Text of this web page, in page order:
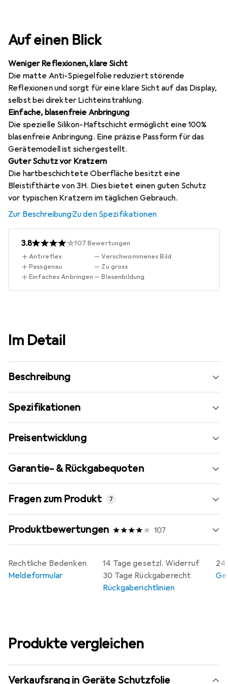
Auf einen Blick
Weniger Reflexionen, klare Sicht
Die matte Anti-Spiegelfolie reduziert störende
Reflexionen und sorgt für eine klare Sicht auf das Display,
selbst bei direkter Lichteinstrahlung.
Einfache, blasenfreie Anbringung
Die spezielle Silikon-Haftschicht ermöglicht eine 100%
blasenfreie Anbringung. Eine präzise Passform für das
Gerätemodell ist sichergestellt.
Guter Schutz vor Kratzern
Die hartbeschichtete Oberfläche besitzt eine
Bleistifthärte von 3H. Dies bietet einen guten Schutz
vor typischen Kratzern im täglichen Gebrauch.
Zur Beschreibung·Zu den Spezifikationen
3.8 107 Bewertungen
Antireflex
Passgenau
Einfaches Anbringen
Verschwommenes Bild
Zu gross
Blasenbildung
Im Detail
Beschreibung
Spezifikationen
Preisentwicklung
Garantie- & Rückgabequoten
Fragen zum Produkt 7
Produktbewertungen 107
14 Tage gesetzl. Widerruf
30 Tage Rückgaberecht
Rückgaberichtlinien
24
Rechtliche Bedenken
Meldeformular
Produkte vergleichen
Verkaufsrang in Geräte Schutzfolie